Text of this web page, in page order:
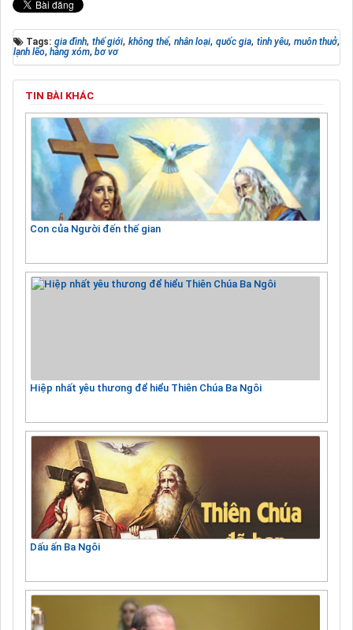
Tags: gia đình, thế giới, không thể, nhân loại, quốc gia, tình yêu, muôn thuở,
lạnh lẽo, hàng xóm, bơ vơ
TIN BÀI KHÁC
Con của Người đến thế gian
Hiệp nhất yêu thương để hiểu Thiên Chúa Ba Ngôi
Dấu ấn Ba Ngôi